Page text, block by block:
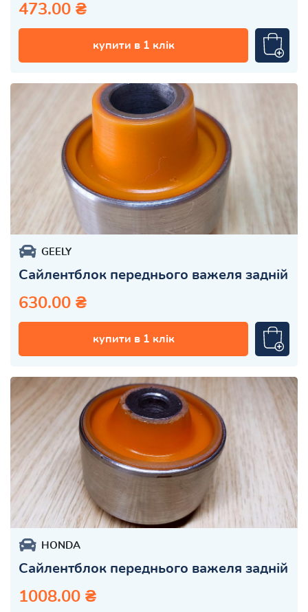
473.00 ₴
купити в 1 клік
GEELY
Сайлентблок переднього важеля задній
630.00 ₴
купити в 1 клік
HONDA
Сайлентблок переднього важеля задній
1008.00 ₴